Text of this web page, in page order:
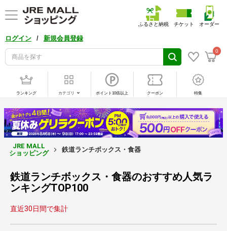
ログイン / 新規会員登録
0
ふるさと納税 チケット オーダー
ランキング カテゴリ ポイント10倍以上 クーポン 特集
JRE MALL
ショッピング
鉄道ランチボックス・食器
鉄道ランチボックス・食器のおすすめ人気ラ
ンキングTOP100
直近30日間で集計